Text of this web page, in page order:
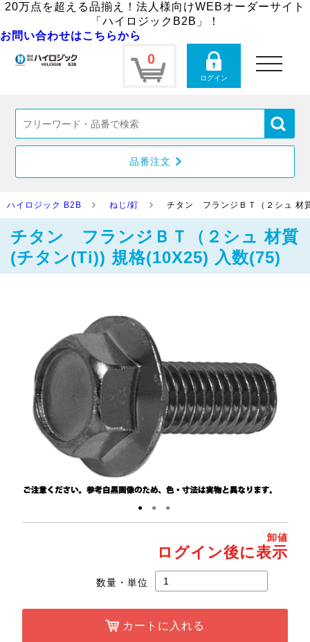
20万点を超える品揃え！法人様向けWEBオーダーサイト
「ハイロジックB2B」！
お問い合わせはこちらから
0
ログイン
toggle
navigation
品番注文
ハイロジック B2B ねじ/釘 チタン フランジＢＴ（２シュ 材
チタン フランジＢＴ（２シュ 材質
(チタン(Ti)) 規格(10X25) 入数(75)
● ● ●
卸値
ログイン後に表示
数量・単位
カートに入れる